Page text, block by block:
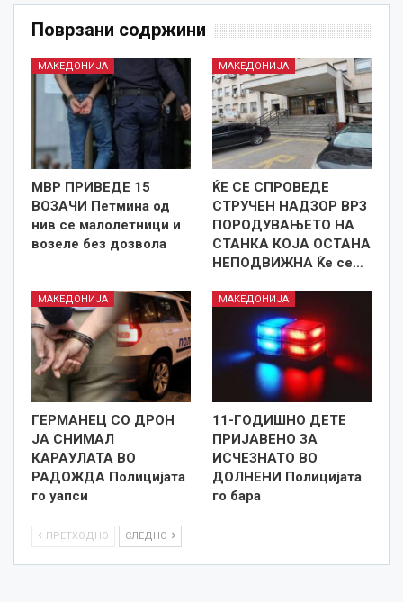
Поврзани содржини
МАКЕДОНИЈА
МВР ПРИВЕДЕ 15
ВОЗАЧИ Петмина од
нив се малолетници и
возеле без дозвола
МАКЕДОНИЈА
ЌЕ СЕ СПРОВЕДЕ
СТРУЧЕН НАДЗОР ВРЗ
ПОРОДУВАЊЕТО НА
СТАНКА КОЈА ОСТАНА
НЕПОДВИЖНА Ќе се…
МАКЕДОНИЈА
ГЕРМАНЕЦ СО ДРОН
ЈА СНИМАЛ
КАРАУЛАТА ВО
РАДОЖДА Полицијата
го уапси
МАКЕДОНИЈА
11-ГОДИШНО ДЕТЕ
ПРИЈАВЕНО ЗА
ИСЧЕЗНАТО ВО
ДОЛНЕНИ Полицијата
го бара
ПРЕТХОДНО СЛЕДНО